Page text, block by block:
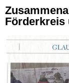
Förderkreis